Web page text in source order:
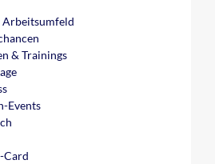
Arbeitsumfeld
& Trainings
Events
Card